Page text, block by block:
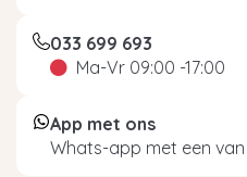
033 699 693
Ma-Vr 09:00 -17:00
App met ons
Whats-app met een